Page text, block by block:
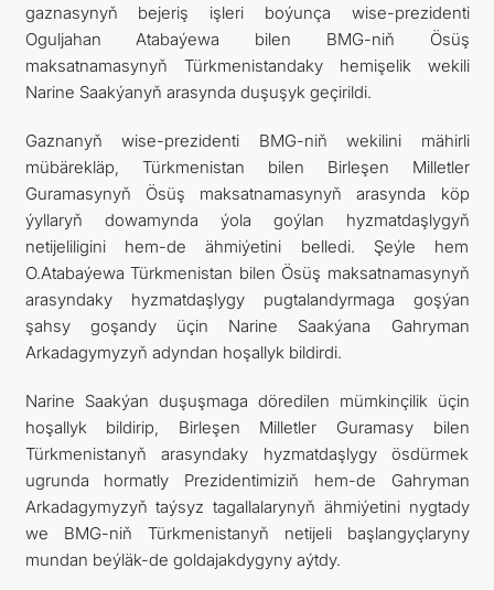
gaznasynyň bejeriş işleri boýunça wise-prezidenti
Oguljahan Atabaýewa bilen BMG-niň Ösüş
maksatnamasynyň Türkmenistandaky hemişelik wekili
Narine Saakýanyň arasynda duşuşyk geçirildi.
Gaznanyň wise-prezidenti BMG-niň wekilini mähirli
mübärekläp, Türkmenistan bilen Birleşen Milletler
Guramasynyň Ösüş maksatnamasynyň arasynda köp
ýyllaryň dowamynda ýola goýlan hyzmatdaşlygyň
netijeliligini hem-de ähmiýetini belledi. Şeýle hem
O.Atabaýewa Türkmenistan bilen Ösüş maksatnamasynyň
arasyndaky hyzmatdaşlygy pugtalandyrmaga goşýan
şahsy goşandy üçin Narine Saakýana Gahryman
Arkadagymyzyň adyndan hoşallyk bildirdi.
Narine Saakýan duşuşmaga döredilen mümkinçilik üçin
hoşallyk bildirip, Birleşen Milletler Guramasy bilen
Türkmenistanyň arasyndaky hyzmatdaşlygy ösdürmek
ugrunda hormatly Prezidentimiziň hem-de Gahryman
Arkadagymyzyň taýsyz tagallalarynyň ähmiýetini nygtady
we BMG-niň Türkmenistanyň netijeli başlangyçlaryny
mundan beýläk-de goldajakdygyny aýtdy.